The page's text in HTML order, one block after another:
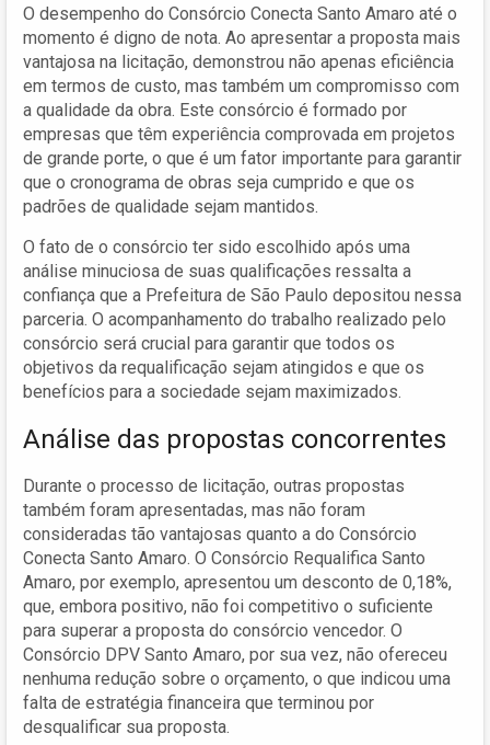
O desempenho do Consórcio Conecta Santo Amaro até o
momento é digno de nota. Ao apresentar a proposta mais
vantajosa na licitação, demonstrou não apenas eficiência
em termos de custo, mas também um compromisso com
a qualidade da obra. Este consórcio é formado por
empresas que têm experiência comprovada em projetos
de grande porte, o que é um fator importante para garantir
que o cronograma de obras seja cumprido e que os
padrões de qualidade sejam mantidos.
O fato de o consórcio ter sido escolhido após uma
análise minuciosa de suas qualificações ressalta a
confiança que a Prefeitura de São Paulo depositou nessa
parceria. O acompanhamento do trabalho realizado pelo
consórcio será crucial para garantir que todos os
objetivos da requalificação sejam atingidos e que os
benefícios para a sociedade sejam maximizados.
Análise das propostas concorrentes
Durante o processo de licitação, outras propostas
também foram apresentadas, mas não foram
consideradas tão vantajosas quanto a do Consórcio
Conecta Santo Amaro. O Consórcio Requalifica Santo
Amaro, por exemplo, apresentou um desconto de 0,18%,
que, embora positivo, não foi competitivo o suficiente
para superar a proposta do consórcio vencedor. O
Consórcio DPV Santo Amaro, por sua vez, não ofereceu
nenhuma redução sobre o orçamento, o que indicou uma
falta de estratégia financeira que terminou por
desqualificar sua proposta.